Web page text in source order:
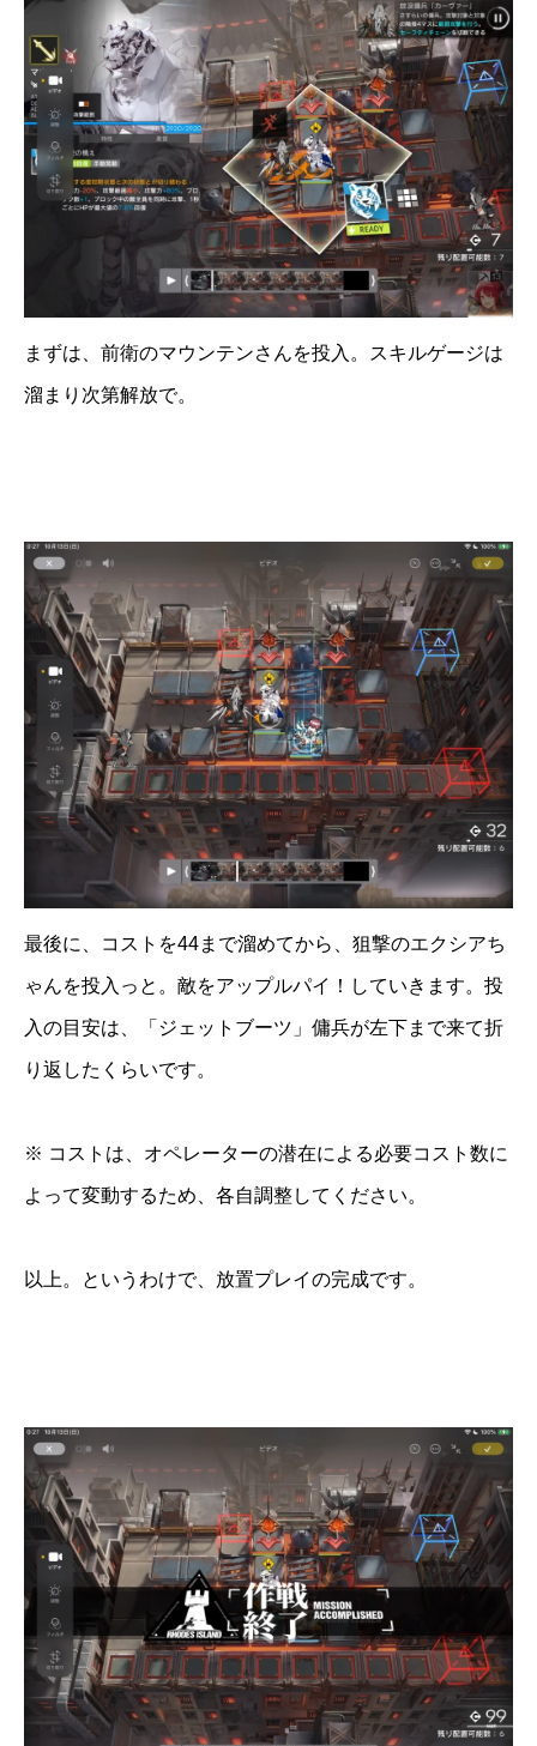
まずは、前衛のマウンテンさんを投入。スキルゲージは
溜まり次第解放で。
最後に、コストを44まで溜めてから、狙撃のエクシアち
ゃんを投入っと。敵をアップルパイ！していきます。投
入の目安は、「ジェットブーツ」傭兵が左下まで来て折
り返したくらいです。
※ コストは、オペレーターの潜在による必要コスト数に
よって変動するため、各自調整してください。
以上。というわけで、放置プレイの完成です。